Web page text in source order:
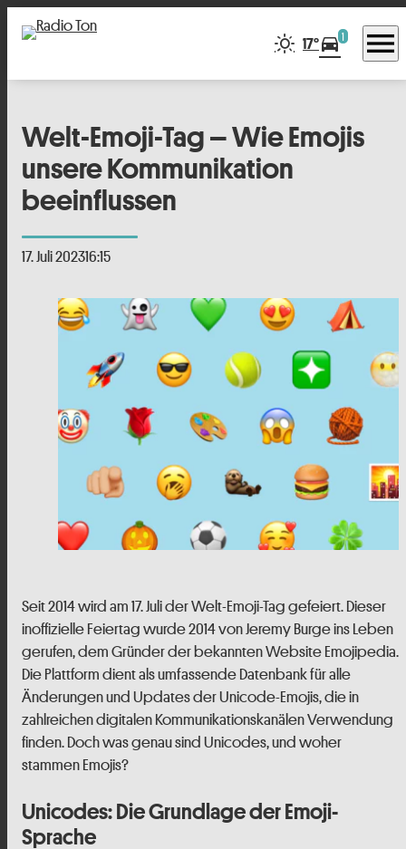
17°directions_car1 menu
Welt-Emoji-Tag – Wie Emojis
unsere Kommunikation
beeinflussen
17. Juli 202316:15
Seit 2014 wird am 17. Juli der Welt-Emoji-Tag gefeiert. Dieser
inoffizielle Feiertag wurde 2014 von Jeremy Burge ins Leben
gerufen, dem Gründer der bekannten Website Emojipedia.
Die Plattform dient als umfassende Datenbank für alle
Änderungen und Updates der Unicode-Emojis, die in
zahlreichen digitalen Kommunikationskanälen Verwendung
finden. Doch was genau sind Unicodes, und woher
stammen Emojis?
Unicodes: Die Grundlage der Emoji-
Sprache